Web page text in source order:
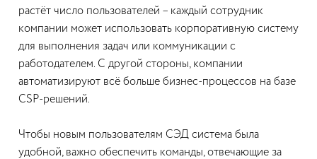
растёт число пользователей – каждый сотрудник
компании может использовать корпоративную систему
для выполнения задач или коммуникации с
работодателем. С другой стороны, компании
автоматизируют всё больше бизнес-процессов на базе
CSP-решений.
Чтобы новым пользователям СЭД система была
удобной, важно обеспечить команды, отвечающие за